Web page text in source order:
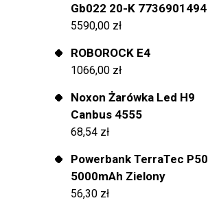
Gb022 20-K 7736901494
5590,00 zł
ROBOROCK E4
1066,00 zł
Noxon Żarówka Led H9
Canbus 4555
68,54 zł
Powerbank TerraTec P50
5000mAh Zielony
56,30 zł